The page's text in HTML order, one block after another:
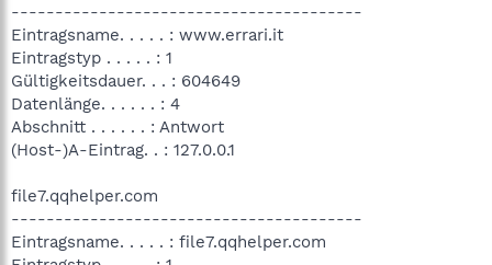
----------------------------------------
Eintragsname. . . . . : www.errari.it
Eintragstyp . . . . . : 1
Gültigkeitsdauer. . . : 604649
Datenlänge. . . . . . : 4
Abschnitt . . . . . . : Antwort
(Host-)A-Eintrag. . : 127.0.0.1
file7.qqhelper.com
----------------------------------------
Eintragsname. . . . . : file7.qqhelper.com